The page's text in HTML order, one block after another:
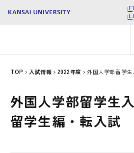
TOP 入試情報 2022年度 外国人学部留学
外国人学部留学生
留学生編・転入試